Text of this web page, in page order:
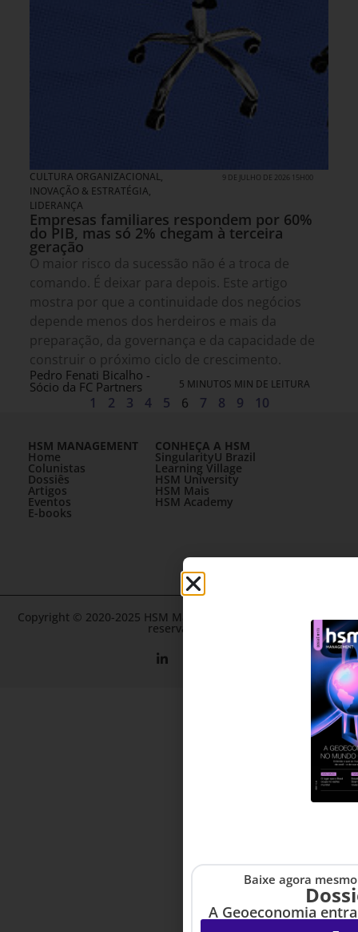
CULTURA ORGANIZACIONAL,
INOVAÇÃO & ESTRATÉGIA,
LIDERANÇA
9 DE JULHO DE 2026 15H00
Empresas familiares respondem por 60%
do PIB, mas só 2% chegam à terceira
geração
O maior risco da sucessão não é a troca de
comando. É deixar para depois. Este artigo
mostra por que a continuidade dos negócios
depende menos dos herdeiros e mais da
preparação, da governança e da capacidade de
construir o próximo ciclo de crescimento.
Pedro Fenati Bicalho -
Sócio da FC Partners 5 MINUTOS MIN DE LEITURA
1 2 3 4 5 6 7 8 9 10
HSM MANAGEMENT
Home
Colunistas
Dossiês
Artigos
Eventos
E-books
CONHEÇA A HSM
SingularityU Brazil
Learning Village
HSM University
HSM Mais
HSM Academy
Copyright © 2020-2025 HSM Management. Todos os direitos
reservados.
Baixe agora
A Geoeconomia